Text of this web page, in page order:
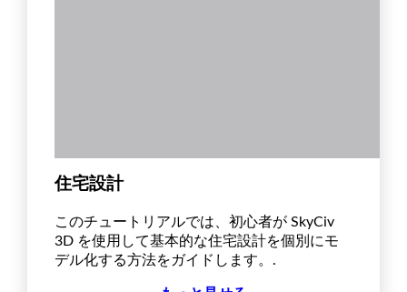
住宅設計
このチュートリアルでは、初心者が SkyCiv
3D を使用して基本的な住宅設計を個別にモ
デル化する方法をガイドします。.